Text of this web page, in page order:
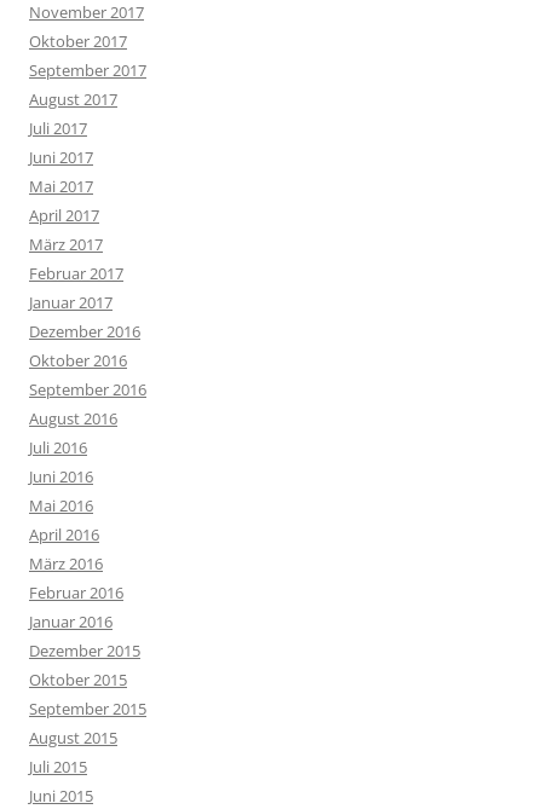
November 2017
Oktober 2017
September 2017
August 2017
Juli 2017
Juni 2017
Mai 2017
April 2017
März 2017
Februar 2017
Januar 2017
Dezember 2016
Oktober 2016
September 2016
August 2016
Juli 2016
Juni 2016
Mai 2016
April 2016
März 2016
Februar 2016
Januar 2016
Dezember 2015
Oktober 2015
September 2015
August 2015
Juli 2015
Juni 2015